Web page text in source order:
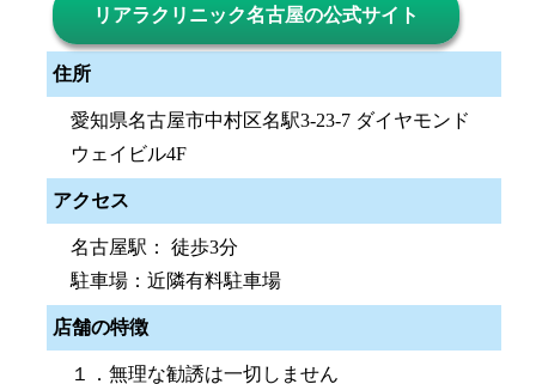
リアラクリニック名古屋の公式サイト
住所
愛知県名古屋市中村区名駅3-23-7 ダイヤモンド
ウェイビル4F
アクセス
名古屋駅： 徒歩3分
駐車場：近隣有料駐車場
店舗の特徴
１．無理な勧誘は一切しません